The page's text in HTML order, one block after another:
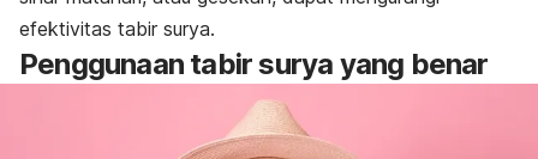
efektivitas tabir surya.
Penggunaan tabir surya yang benar